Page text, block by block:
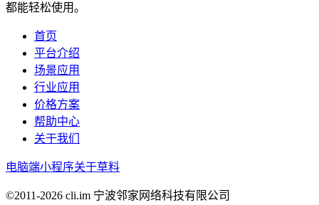
都能轻松使用。
首页
平台介绍
场景应用
行业应用
价格方案
帮助中心
关于我们
电脑端小程序关于草料
©2011-2026 cli.im 宁波邻家网络科技有限公司